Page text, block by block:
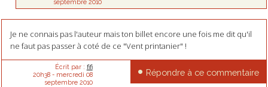
septembre 2010
Je ne connais pas l'auteur mais ton billet encore une fois me dit qu'il
ne faut pas passer à coté de ce "Vent printanier" !
Écrit par : fifi
20h38- mercredi 08
septembre 2010
Répondre à ce commentaire